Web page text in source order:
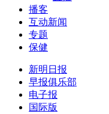
播客
互动新闻
专题
保健
新明日报
早报俱乐部
电子报
国际版